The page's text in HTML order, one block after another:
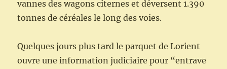
vannes des wagons citernes et déversent 1.390
tonnes de céréales le long des voies.
Quelques jours plus tard le parquet de Lorient
ouvre une information judiciaire pour “entrave